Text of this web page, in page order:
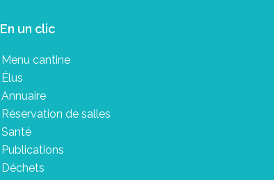
En un clic
Menu cantine
Élus
Annuaire
Réservation de salles
Santé
Publications
Déchets